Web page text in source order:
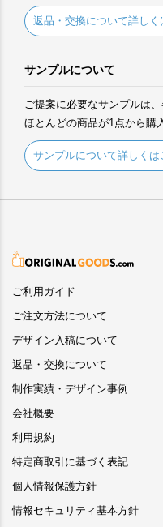
返品・交換について詳しく
サンプルについて
ご提案に必要なサンプルは
ほとんどの商品が1点から購
サンプルについて詳しくは
ご利用ガイド
ご注文方法について
デザイン入稿について
返品・交換について
制作実績・デザイン事例
会社概要
利用規約
特定商取引に基づく表記
個人情報保護方針
情報セキュリティ基本方針